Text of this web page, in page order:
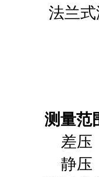
法兰
测量范
差压
静压